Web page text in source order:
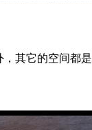
其它的空间都